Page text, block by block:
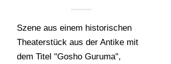
Szene aus einem historischen
Theaterstück aus der Antike mit
dem Titel "Gosho Guruma",